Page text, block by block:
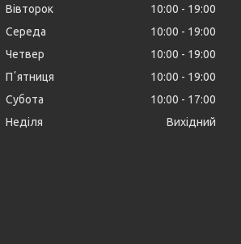
Вівторок
10:00
19:00
Середа
10:00
19:00
Четвер
10:00
19:00
Пʼятниця
10:00
19:00
Субота
10:00
17:00
Неділя
Вихідний